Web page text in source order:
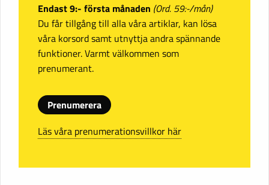
Endast 9:- första månaden (Ord. 59:-/mån)
Du får tillgång till alla våra artiklar, kan lösa
våra korsord samt utnyttja andra spännande
funktioner. Varmt välkommen som
prenumerant.
Prenumerera
Läs våra prenumerationsvillkor här